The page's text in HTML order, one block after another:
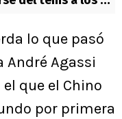
lo que pasó
André Agassi
que el Chino
por primera